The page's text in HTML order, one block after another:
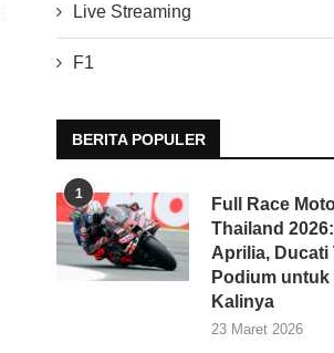
Live Streaming
F1
BERITA POPULER
1
Full Race
Thailand
Aprilia, Ducati
Podium untuk
Kalinya
23 Maret 2026